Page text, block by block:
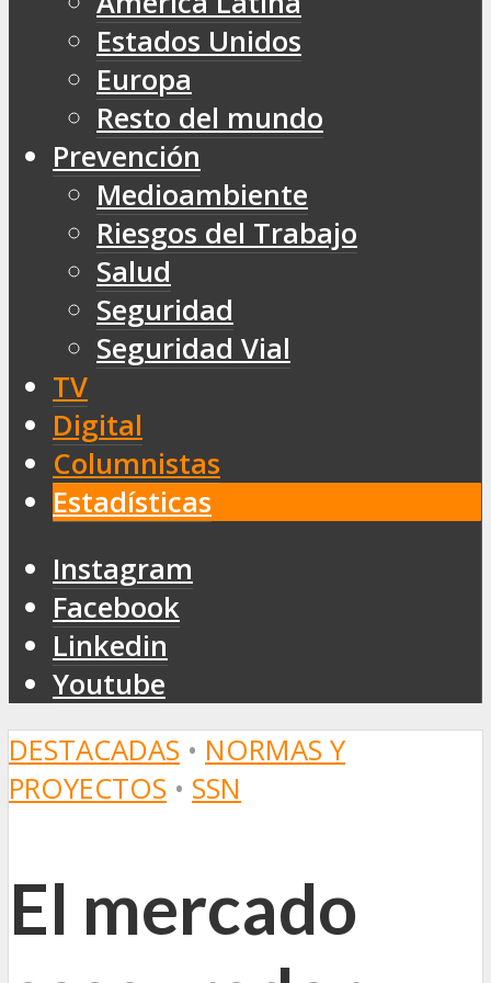
Estados Unidos
Europa
Resto del mundo
Prevención
Medioambiente
Riesgos del Trabajo
Salud
Seguridad
Seguridad Vial
TV
Digital
Columnistas
Estadísticas
Instagram
Facebook
Linkedin
Youtube
DESTACADAS • NORMAS Y
PROYECTOS • SSN
El mercado